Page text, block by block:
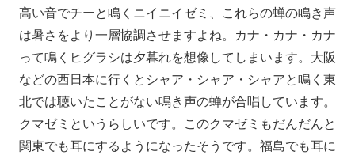
高い音でチーと鳴くニイニイゼミ、これらの蝉の鳴き声
は暑さをより一層協調させますよね。カナ・カナ・カナ
って鳴くヒグラシは夕暮れを想像してしまいます。大阪
などの西日本に行くとシャア・シャア・シャアと鳴く東
北では聴いたことがない鳴き声の蝉が合唱しています。
クマゼミというらしいです。このクマゼミもだんだんと
関東でも耳にするようになったそうです。福島でも耳に